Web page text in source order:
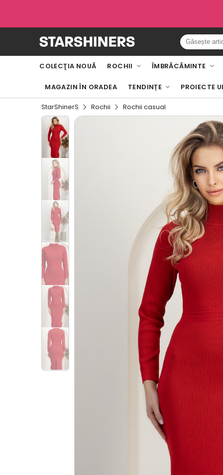
COLECŢIA NOUĂ ROCHII ÎMBRĂCĂMINTE
MAGAZIN ÎN ORADEA TENDINȚE PROIECTE
StarShinerS Rochii Rochii casual